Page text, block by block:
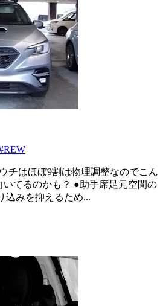
チはほぼ9割は物理調整なのでこん
いてるのかも？ ●助手席足元空間の
込みを抑えるため...